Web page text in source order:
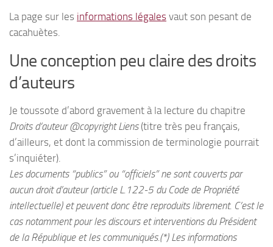
La page sur les informations légales vaut son pesant de
cacahuètes.
Une conception peu claire des droits
d’auteurs
Je toussote d’abord gravement à la lecture du chapitre
Droits d’auteur @copyright Liens(titre très peu français,
d’ailleurs, et dont la commission de terminologie pourrait
s’inquiéter).
Les documents “publics” ou “officiels” ne sont couverts par
aucun droit d’auteur (article L.122-5 du Code de Propriété
intellectuelle) et peuvent donc être reproduits librement. C’est le
cas notamment pour les discours et interventions du Président
de la République et les communiqués.(*) Les informations